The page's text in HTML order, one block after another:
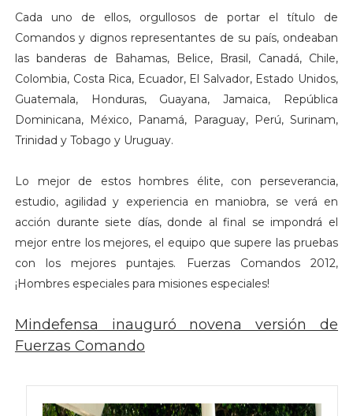
Cada uno de ellos, orgullosos de portar el título de
Comandos y dignos representantes de su país, ondeaban
las banderas de Bahamas, Belice, Brasil, Canadá, Chile,
Colombia, Costa Rica, Ecuador, El Salvador, Estado Unidos,
Guatemala, Honduras, Guayana, Jamaica, República
Dominicana, México, Panamá, Paraguay, Perú, Surinam,
Trinidad y Tobago y Uruguay.
Lo mejor de estos hombres élite, con perseverancia,
estudio, agilidad y experiencia en maniobra, se verá en
acción durante siete días, donde al final se impondrá el
mejor entre los mejores, el equipo que supere las pruebas
con los mejores puntajes. Fuerzas Comandos 2012,
¡Hombres especiales para misiones especiales!
Mindefensa inauguró novena versión de
Fuerzas Comando